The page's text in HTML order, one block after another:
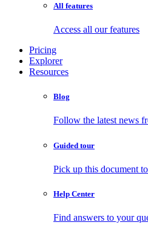
All features
Access all our features
Pricing
Explorer
Resources
Blog
Follow the latest news
Guided tour
Pick up this document
Help Center
Find answers to your